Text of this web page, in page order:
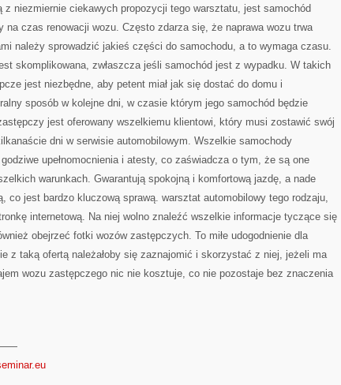
z niezmiernie ciekawych propozycji tego warsztatu, jest samochód
na czas renowacji wozu. Często zdarza się, że naprawa wozu trwa
należy sprowadzić jakieś części do samochodu, a to wymaga czasu.
skomplikowana, zwłaszcza jeśli samochód jest z wypadku. W takich
jest niezbędne, aby petent miał jak się dostać do domu i
sposób w kolejne dni, w czasie którym jego samochód będzie
jest oferowany wszelkiemu klientowi, który musi zostawić swój
dni w serwisie automobilowym. Wszelkie samochody
upełnomocnienia i atesty, co zaświadcza o tym, że są one
warunkach. Gwarantują spokojną i komfortową jazdę, a nade
co jest bardzo kluczową sprawą. warsztat automobilowy tego rodzaju,
internetową. Na niej wolno znaleźć wszelkie informacje tyczące się
obejrzeć fotki wozów zastępczych. To miłe udogodnienie dla
z taką ofertą należałoby się zaznajomić i skorzystać z niej, jeżeli ma
wozu zastępczego nic nie kosztuje, co nie pozostaje bez znaczenia